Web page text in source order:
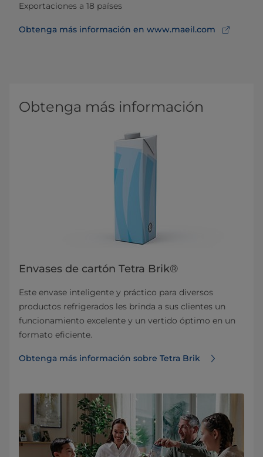
Exportaciones a 18 países
Obtenga más información en www.maeil.com
Obtenga más información
Envases de cartón Tetra Brik®
Este envase inteligente y práctico para diversos
productos refrigerados les brinda a sus clientes un
funcionamiento excelente y un vertido óptimo en un
formato eficiente.
Obtenga más información sobre Tetra Brik